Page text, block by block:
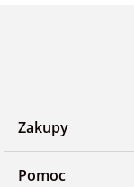
Zakupy
Pomoc